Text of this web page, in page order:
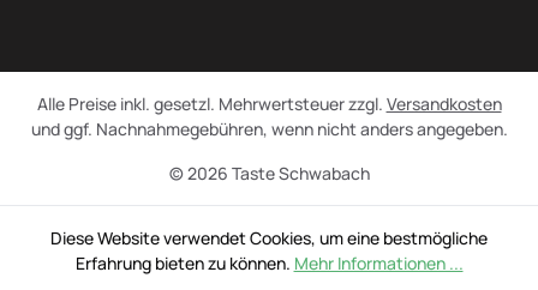
© 2026 Taste Schwabach
Alle Preise inkl. gesetzl. Mehrwertsteuer zzgl. Versandkosten
und ggf. Nachnahmegebühren, wenn nicht anders angegeben.
Diese Website verwendet Cookies, um eine bestmögliche
Erfahrung bieten zu können. Mehr Informationen ...